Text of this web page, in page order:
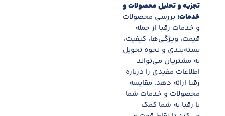
تجزیه و تحلیل محصولات و
خدمات: بررسی محصولات
و خدمات رقبا از جمله
قیمت، ویژگی‌ها، کیفیت،
بسته‌بندی و نحوه تحویل
به مشتریان می‌تواند
اطلاعات مفیدی را درباره
رقبا ارائه دهد. مقایسه
محصولات و خدمات شما
با رقبا به شما کمک